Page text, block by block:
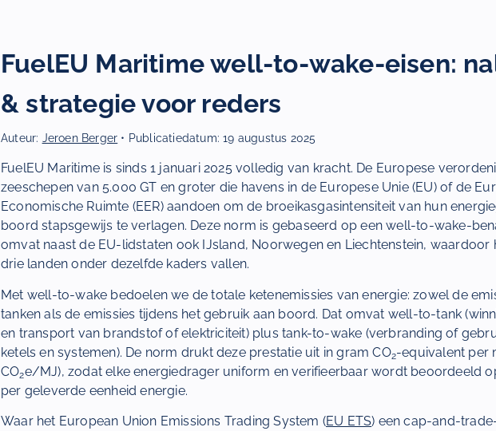
FuelEU Maritime well-to-wake-eisen:
& strategie voor reders
Auteur: Jeroen Berger • Publicatiedatum:19 augustus 2025
FuelEU Maritime is sinds 1 januari 2025 volledig van kracht. De Europese
zeeschepen van 5.000 GT en groter die havens in de Europese Unie (EU) of de
Economische Ruimte (EER) aandoen om de broeikasgasintensiteit van hun
boord stapsgewijs te verlagen. Deze norm is gebaseerd op een well-to-wake-
omvat naast de EU-lidstaten ook IJsland, Noorwegen en Liechtenstein, waardoor
drie landen onder dezelfde kaders vallen.
Met well-to-wake bedoelen we de totale ketenemissies van energie: zowel de
tanken als de emissies tijdens het gebruik aan boord. Dat omvat well-to-tank
en transport van brandstof of elektriciteit) plus tank-to-wake (verbranding of
ketels en systemen). De norm drukt deze prestatie uit in gram CO2-equivalent per
CO2e/MJ), zodat elke energiedrager uniform en verifieerbaar wordt beoordeeld
per geleverde eenheid energie.
Waar het European Union Emissions Trading System (EU ETS) een cap-and-